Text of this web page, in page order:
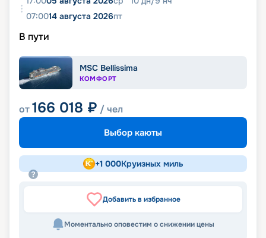
07:0014 августа 2026пт
В пути
MSC Bellissima
КОМФОРТ
от166 018 ₽ / чел
Выбор каюты
+1 000Круизных миль
Добавить в избранное
Моментально оповестим о снижении цены